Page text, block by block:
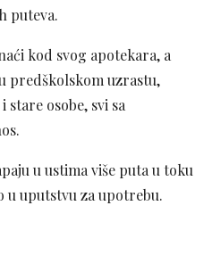
puteva.
kod svog apotekara, a
predškolskom uzrastu,
osobe, svi sa
u ustima više puta u toku
u uputstvu za upotrebu.